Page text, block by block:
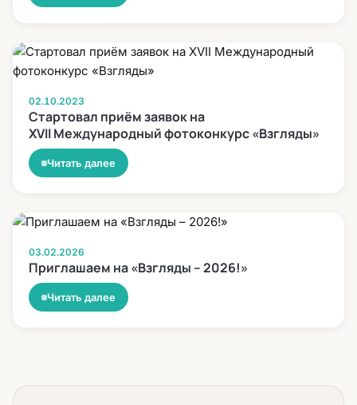
02.10.2023
Стартовал приём заявок на
XVII Международный фотоконкурс «Взгляды»
Читать далее
03.02.2026
Приглашаем на «Взгляды – 2026!»
Читать далее